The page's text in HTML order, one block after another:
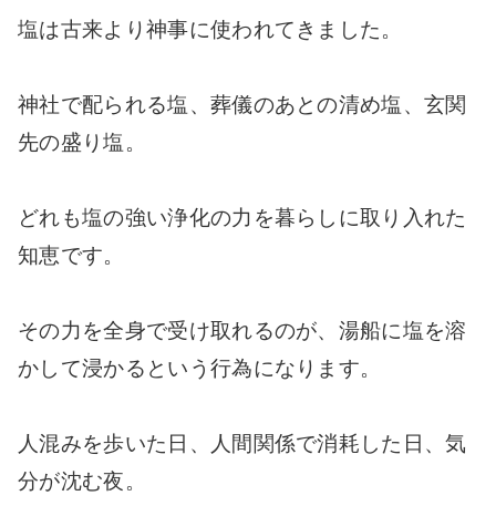
塩は古来より神事に使われてきました。
神社で配られる塩、葬儀のあとの清め塩、玄関
先の盛り塩。
どれも塩の強い浄化の力を暮らしに取り入れた
知恵です。
その力を全身で受け取れるのが、湯船に塩を溶
かして浸かるという行為になります。
人混みを歩いた日、人間関係で消耗した日、気
分が沈む夜。